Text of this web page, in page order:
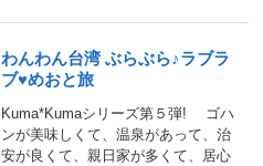
わんわん台湾 ぶらぶら♪ラブラ
ブ♥めおと旅
Kuma*Kumaシリーズ第５弾! ゴハ
ンが美味しくて、温泉があって、治
安が良くて、親日家が多くて、居心